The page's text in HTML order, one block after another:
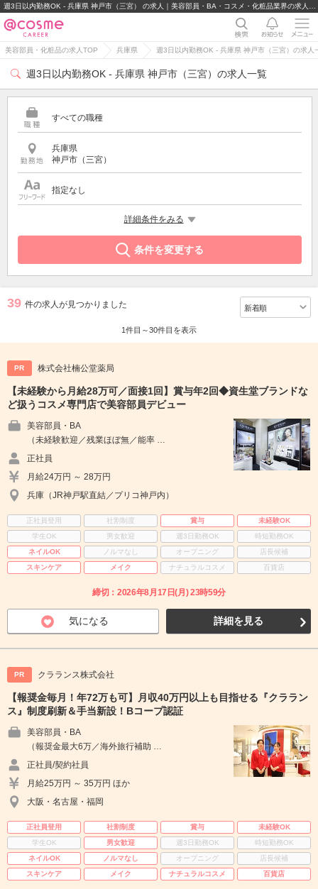
美容部員・化粧品の求人TOP 兵庫県 週3日以内勤務OK - 兵庫県 神戸市（三宮）の求人
週3日以内勤務OK - 兵庫県 神戸市（三宮）の求人一覧
すべての職種
兵庫県
神戸市（三宮）
指定なし
詳細条件をみる
条件を変更する
39 件の求人が見つかりました
1件目～30件目を表示
PR 株式会社楠公堂薬局
【未経験から月給28万可／面接1回】賞与年2回◆資生堂ブランドな
ど扱うコスメ専門店で美容部員デビュー
美容部員・BA
（未経験歓迎／残業ほぼ無／能率 …
正社員
月給24万円 ～ 28万円
兵庫（JR神戸駅直結／プリコ神戸内）
正社員登用 社割制度 賞与
未経験OK
学生OK
男女歓迎 週3日勤務OK
時短勤務OK
ネイルOK
ノルマなし オープニング
店長候補
スキンケア
メイク ナチュラルコスメ 百貨店
締切：2026年8月17日(月) 23時59分
気になる 詳細を見る
PR クラランス株式会社
【報奨金毎月！年72万も可】月収40万円以上も目指せる『クララン
ス』制度刷新＆手当新設！Bコープ認証
美容部員・BA
（報奨金最大6万／海外旅行補助 …
正社員/契約社員
月給25万円 ～ 35万円 ほか
大阪・名古屋・福岡
正社員登用 社割制度 賞与
未経験OK
学生OK
男女歓迎 週3日勤務OK
時短勤務OK
ネイルOK
ノルマなし オープニング
店長候補
スキンケア
メイク ナチュラルコスメ 百貨店